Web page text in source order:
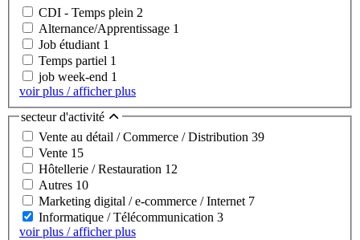
CDI - Temps plein 2
Alternance/Apprentissage 1
Job étudiant 1
Temps partiel 1
job week-end 1
voir plus / afficher plus
secteur d'activité
Vente au détail / Commerce / Distribution 39
Vente 15
Hôtellerie / Restauration 12
Autres 10
Marketing digital / e-commerce / Internet 7
Informatique / Télécommunication 3
voir plus / afficher plus